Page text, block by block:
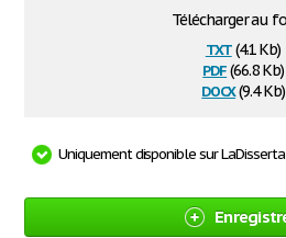
Télécharger au
txt(4.1 Kb)
pdf(66.8 Kb)
docx(9.4 Kb)
Uniquement disponible sur